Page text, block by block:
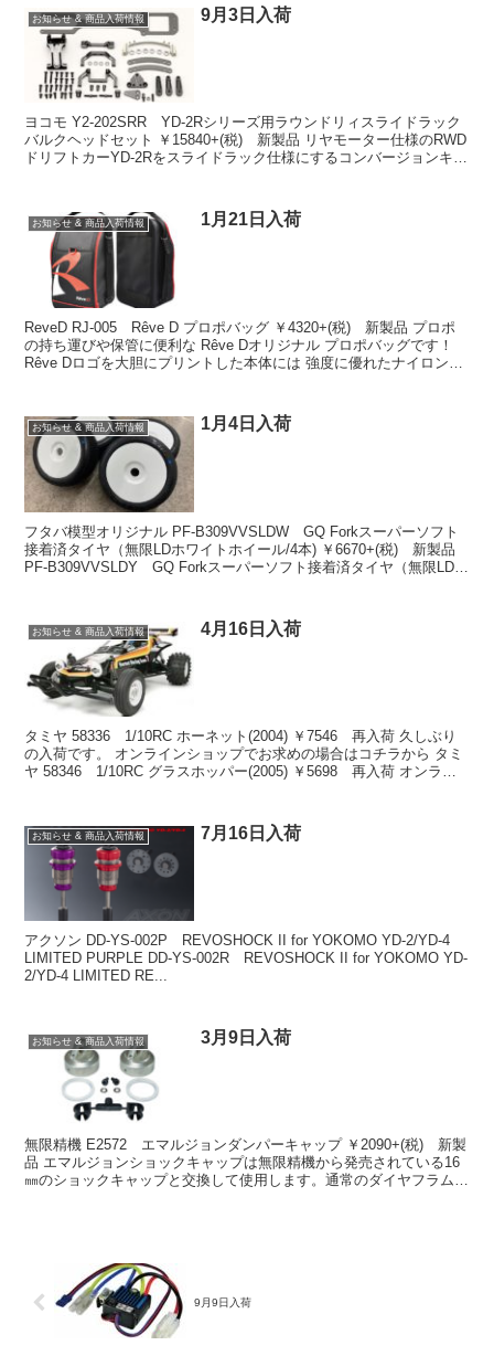
お知らせ & 商品入荷情報 9月3日入荷
ヨコモ Y2-202SRR YD-2Rシリーズ用ラウンドリィスライドラック
バルクヘッドセット ￥15840+(税) 新製品 リヤモーター仕様のRWD
ドリフトカーYD-2Rをスライドラック仕様にするコンバージョンキッ
お知らせ & 商品入荷情報 1月21日入荷
ReveD RJ-005 Rêve D プロポバッグ ￥4320+(税) 新製品 プロポ
の持ち運びや保管に便利な Rêve Dオリジナル プロポバッグです！
Rêve Dロゴを大胆にプリントした本体には 強度に優れたナイロン素
お知らせ & 商品入荷情報 1月4日入荷
フタバ模型オリジナル PF-B309VVSLDW GQ Forkスーパーソフト
接着済タイヤ（無限LDホワイトホイール/4本) ￥6670+(税) 新製品
PF-B309VVSLDY GQ Forkスーパーソフト接着済タイヤ（無限LDイ
お知らせ & 商品入荷情報 4月16日入荷
タミヤ 58336 1/10RC ホーネット(2004) ￥7546 再入荷 久しぶり
の入荷です。 オンラインショップでお求めの場合はコチラから タミ
ヤ 58346 1/10RC グラスホッパー(2005) ￥5698 再入荷 オンライ
お知らせ & 商品入荷情報 7月16日入荷
アクソン DD-YS-002P REVOSHOCK II for YOKOMO YD-2/YD-4
LIMITED PURPLE DD-YS-002R REVOSHOCK II for YOKOMO YD-
2/YD-4 LIMITED RE...
お知らせ & 商品入荷情報 3月9日入荷
無限精機 E2572 エマルジョンダンパーキャップ ￥2090+(税) 新製
品 エマルジョンショックキャップは無限精機から発売されている16
㎜のショックキャップと交換して使用します。通常のダイヤフラムも
9月9日入荷